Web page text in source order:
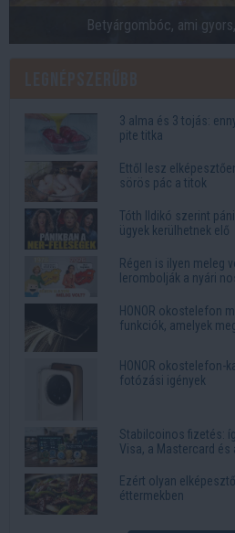
Betyárgombóc, ami
3 alma és 3 tojás:
pite titka
Ettől lesz
sörös pác a titok
Tóth Ildikó szerint
ügyek kerülhetnek elő
Régen is ilyen meleg
lerombolják a nyári
HONOR okostelefon
funkciók, amelyek
HONOR okostelefon-
fotózási igények
Stabilcoinos fizetés:
Visa, a Mastercard és
Ezért olyan
éttermekben